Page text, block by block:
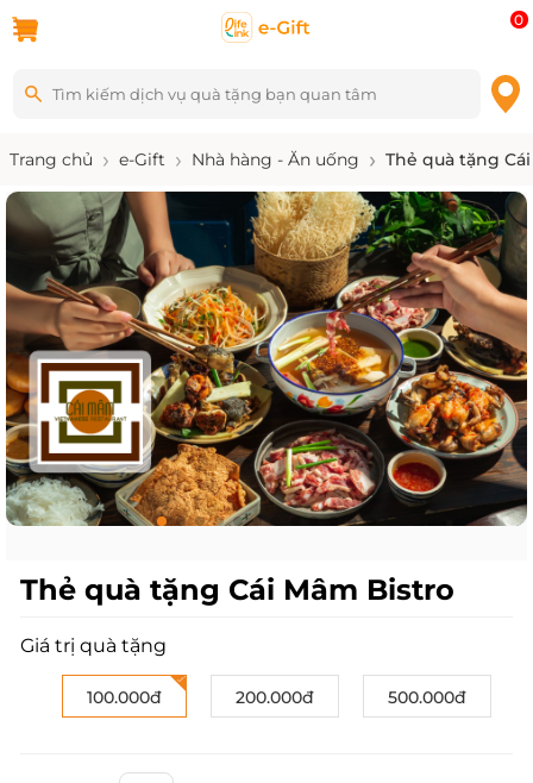
0
Trang chủ e-Gift Nhà hàng - Ăn uống Thẻ quà tặng
Thẻ quà tặng Cái Mâm Bistro
Giá trị quà tặng
100.000đ 200.000đ 500.000đ